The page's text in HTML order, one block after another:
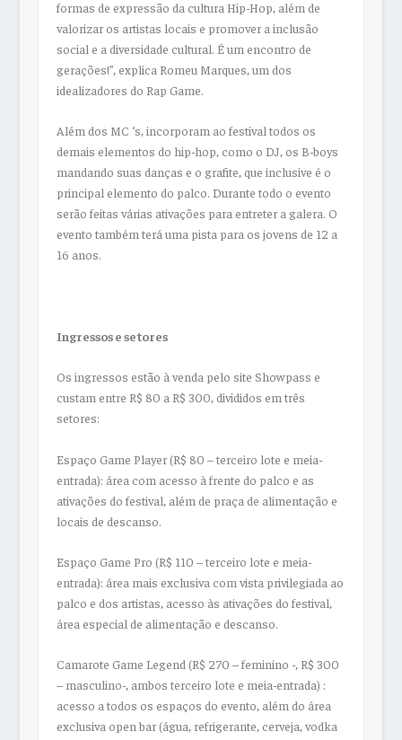
formas de expressão da cultura Hip-Hop, além de
valorizar os artistas locais e promover a inclusão
social e a diversidade cultural. É um encontro de
gerações!”, explica Romeu Marques, um dos
idealizadores do Rap Game.
Além dos MC ‘s, incorporam ao festival todos os
demais elementos do hip-hop, como o DJ, os B-boys
mandando suas danças e o grafite, que inclusive é o
principal elemento do palco. Durante todo o evento
serão feitas várias ativações para entreter a galera. O
evento também terá uma pista para os jovens de 12 a
16 anos.
Ingressos e setores
Os ingressos estão à venda pelo site Showpass e
custam entre R$ 80 a R$ 300, divididos em três
setores:
Espaço Game Player (R$ 80 – terceiro lote e meia-
entrada): área com acesso à frente do palco e as
ativações do festival, além de praça de alimentação e
locais de descanso.
Espaço Game Pro (R$ 110 – terceiro lote e meia-
entrada): área mais exclusiva com vista privilegiada ao
palco e dos artistas, acesso às ativações do festival,
área especial de alimentação e descanso.
Camarote Game Legend (R$ 270 – feminino -, R$ 300
– masculino-, ambos terceiro lote e meia-entrada) :
acesso a todos os espaços do evento, além do área
exclusiva open bar (água, refrigerante, cerveja, vodka